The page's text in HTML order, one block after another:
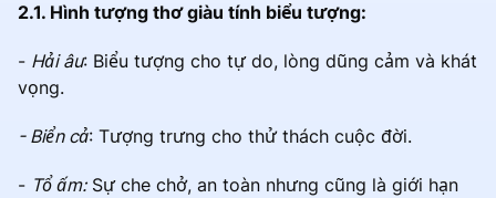
2.1. Hình tượng thơ giàu tính biểu tượng:
- Hải âu: Biểu tượng cho tự do, lòng dũng cảm và khát
vọng.
- Biển cả: Tượng trưng cho thử thách cuộc đời.
- Tổ ấm:Sự che chở, an toàn nhưng cũng là giới hạn